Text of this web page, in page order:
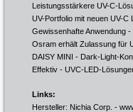
Leistungsstärkere UV-C-
UV-Portfolio mit neuen UV-C
Gewissenhafte Anwendung
Osram erhält Zulassung für
DAISY MINI - Dark-Light-
Effektiv - UVC-LED-
Links:
Hersteller: Nichia Corp. -